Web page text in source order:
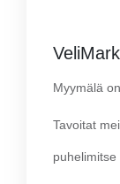
Myymälä
Tavoitat